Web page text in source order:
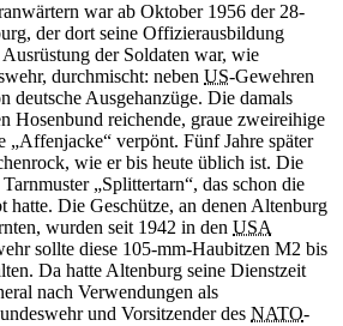
warab Oktober 1956 der 28-
der dort seine Offizierausbildung
der Soldaten war, wie
durchmischt: neben US-Gewehren
deutsche Ausgehanzüge. Die damals
Hosenbund reichende, graue zweireihige
„Affenjacke“ verpönt. Fünf Jahre später
wie er bis heute üblich ist. Die
„Splittertarn“, das schon die
hatte. Die Geschütze, an denen Altenburg
wurden seit 1942 in den USA
sollte diese 105-mm-Haubitzen M2 bis
Da hatte Altenburg seine Dienstzeit
nach Verwendungen als
und Vorsitzender des NATO-